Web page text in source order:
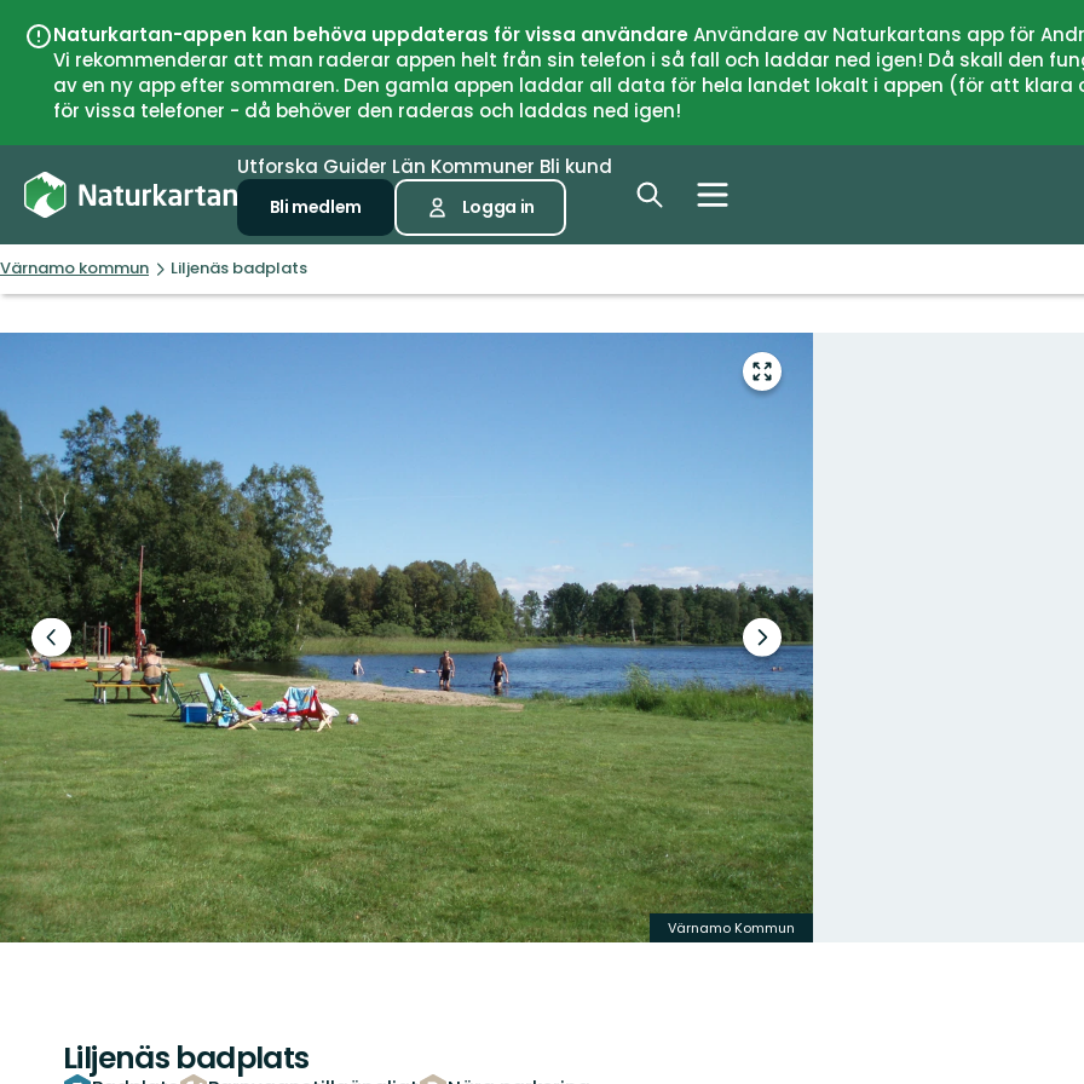
Naturkartan-appen kan behöva uppdateras för vissa användareAnvändare av Naturkartans app för
Vi rekommenderar att man raderar appen helt från sin telefon i så fall och laddar ned igen! Då skall den
av en ny app efter sommaren. Den gamla appen laddar all data för hela landet lokalt i appen (för att
för vissa telefoner - då behöver den raderas och laddas ned igen!
Utforska Guider Län Kommuner Bli kund
Bli medlem Logga in
Värnamo kommun Liljenäs badplats
Gå
till
Föregående
bild
Nästa
bildspel
Värnamo Kommun
Liljenäs badplats